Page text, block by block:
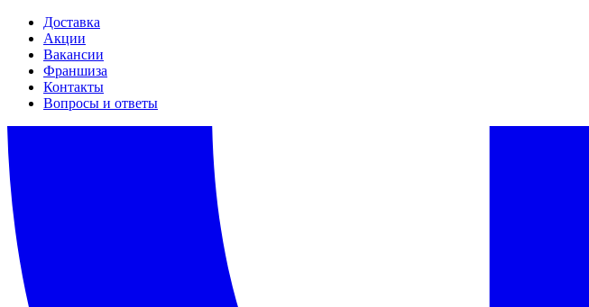
Доставка
Акции
Вакансии
Франшиза
Контакты
Вопросы и ответы